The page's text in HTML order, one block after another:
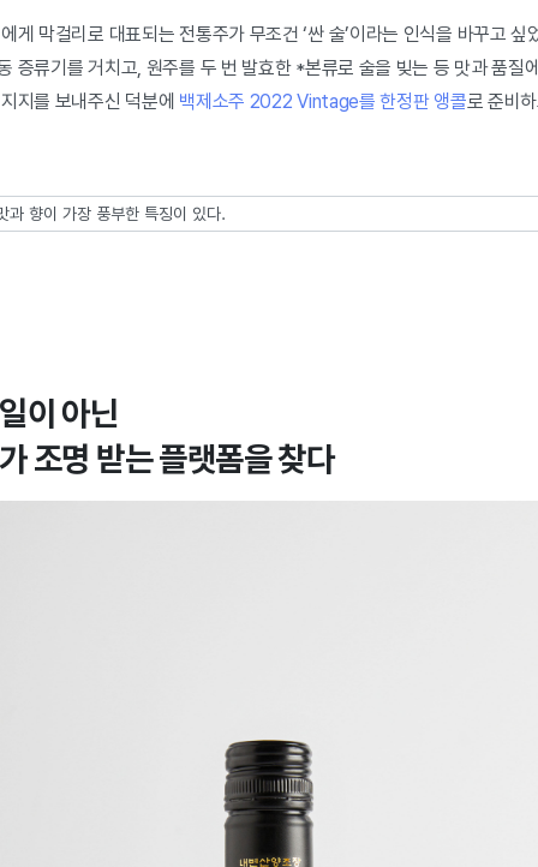
게 막걸리로 대표되는 전통주가 무조건 ‘싼 술’이라는 인식을 바꾸고 싶
증류기를 거치고, 원주를 두 번 발효한 *본류로 술을 빚는 등 맛과 품질
지를 보내주신 덕분에 백제소주 2022 Vintage를 한정판 앵콜로 준비
향이 가장 풍부한 특징이 있다.
이 아닌
조명 받는 플랫폼을 찾다